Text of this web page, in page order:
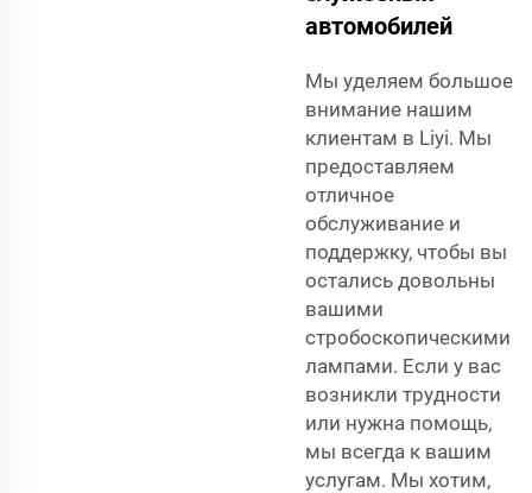
автомобилей
Мы уделяем большое
внимание нашим
клиентам в Liyi. Мы
предоставляем
отличное
обслуживание и
поддержку, чтобы вы
остались довольны
вашими
стробоскопическими
лампами. Если у вас
возникли трудности
или нужна помощь,
мы всегда к вашим
услугам. Мы хотим,